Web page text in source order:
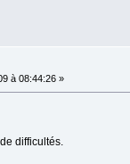
à 08:44:26 »
difficultés.